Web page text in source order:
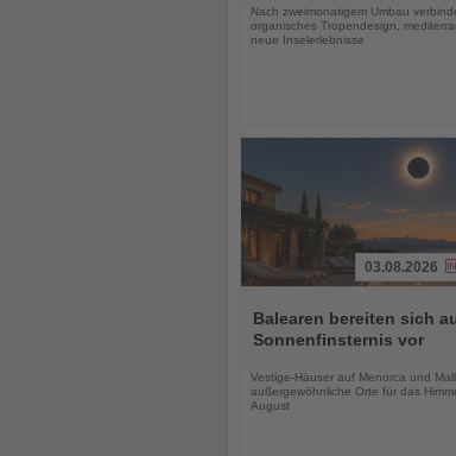
Nach zweimonatigem Umbau
organisches Tropendesign,
neue Inselerlebnisse
Sie
die
03.08.2026
Balearen bereiten sich
Sonnenfinsternis vor
Vestige-Häuser auf Menorca und
außergewöhnliche Orte für das
August